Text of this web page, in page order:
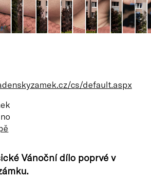
cs/default.aspx
Vánoční dílo poprvé v